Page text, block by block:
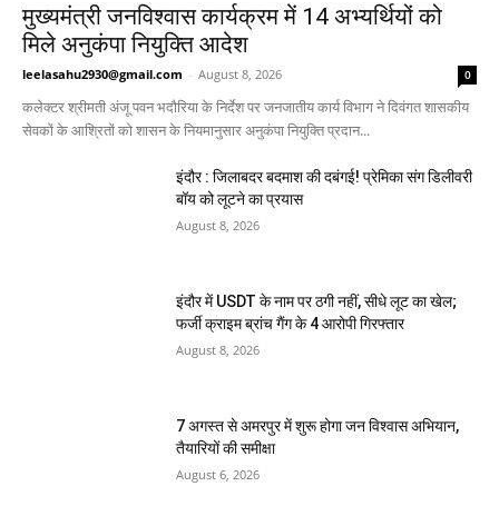
मुख्यमंत्री जनविश्वास कार्यक्रम में 14 अभ्यर्थियों को
मिले अनुकंपा नियुक्ति आदेश
leelasahu2930@gmail.com - August 8, 2026 0
कलेक्टर श्रीमती अंजू पवन भदौरिया के निर्देश पर जनजातीय कार्य विभाग ने दिवंगत शासकीय
सेवकों के आश्रितों को शासन के नियमानुसार अनुकंपा नियुक्ति प्रदान...
इंदौर : जिलाबदर बदमाश की दबंगई! प्रेमिका संग डिलीवरी
बॉय को लूटने का प्रयास
August 8, 2026
इंदौर में USDT के नाम पर ठगी नहीं, सीधे लूट का खेल;
फर्जी क्राइम ब्रांच गैंग के 4 आरोपी गिरफ्तार
August 8, 2026
7 अगस्त से अमरपुर में शुरू होगा जन विश्वास अभियान,
तैयारियों की समीक्षा
August 6, 2026